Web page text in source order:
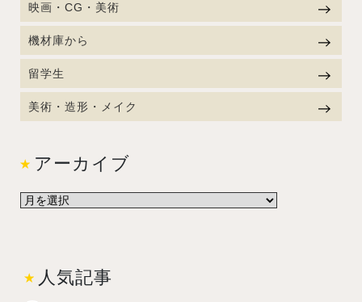
映画・CG・美術
機材庫から
留学生
美術・造形・メイク
アーカイブ
人気記事